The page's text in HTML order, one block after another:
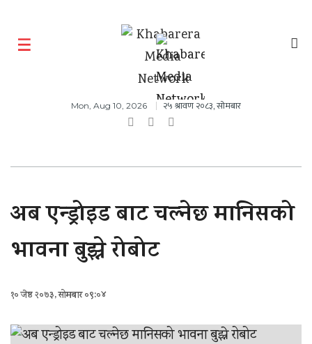
Mon, Aug 10, 2026 २५ श्रावण २०८३, सोमबार
अब एन्ड्रोइड बाट चल्नेछ मानिसको
भावना बुझ्ने रोबोट
१० जेष्ठ २०७३, सोमबार ०९:०४